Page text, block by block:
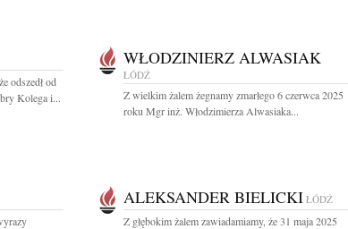
odszedł od
Kolega i...
WŁODZINIERZ ALWASIAK
ŁÓDŹ
Z wielkim żalem żegnamy zmarłego 6 czerwca 2025
roku Mgr inż. Włodzimierza Alwasiaka...
ALEKSANDER BIELICKI ŁÓDŹ
Z głębokim żalem zawiadamiamy, że 31 maja 2025